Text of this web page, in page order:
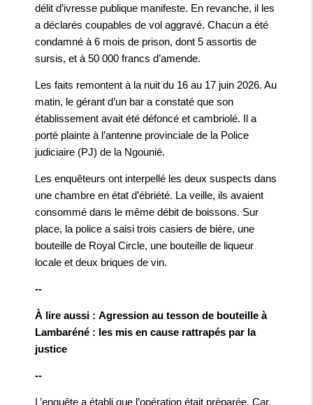
délit d’ivresse publique manifeste. En revanche, il les
a déclarés coupables de vol aggravé. Chacun a été
condamné à 6 mois de prison, dont 5 assortis de
sursis, et à 50 000 francs d’amende.
Les faits remontent à la nuit du 16 au 17 juin 2026. Au
matin, le gérant d’un bar a constaté que son
établissement avait été défoncé et cambriolé. Il a
porté plainte à l’antenne provinciale de la Police
judiciaire (PJ) de la Ngounié.
Les enquêteurs ont interpellé les deux suspects dans
une chambre en état d’ébriété. La veille, ils avaient
consommé dans le même débit de boissons. Sur
place, la police a saisi trois casiers de bière, une
bouteille de Royal Circle, une bouteille de liqueur
locale et deux briques de vin.
--
À lire aussi : Agression au tesson de bouteille à
Lambaréné : les mis en cause rattrapés par la
justice
--
L’enquête a établi que l’opération était préparée. Car,